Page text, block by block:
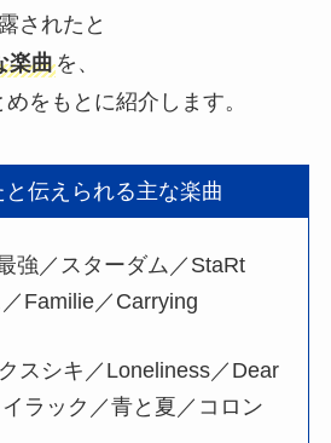
されたと
楽曲を、
をもとに紹介します。
伝えられる主な楽曲
強／スターダム／StaRt
Familie／Carrying
スシキ／Loneliness／Dear
ラック／青と夏／コロン